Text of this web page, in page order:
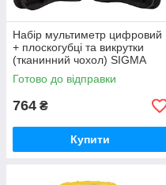
Набір мультиметр цифровий
+ плоскогубці та викрутки
(тканинний чохол) SIGMA
(4008531)
Готово до відправки
764 ₴
Купити